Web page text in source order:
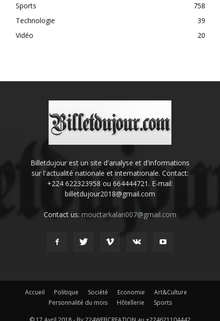
Sports
758
Technologie
39
Vidéo
20
Billetdujour est un site d'analyse et d'informations
sur l'actualité nationale et internationale. Contact:
+224 622323958 ou 664444721. E-mail:
billetdujour2018@gmail.com
Contact us: mouctarkalan007@gmail.com
Accueil Politique Société Economie
Art&Culture
Personnalité du mois
Hôtellerie Sports